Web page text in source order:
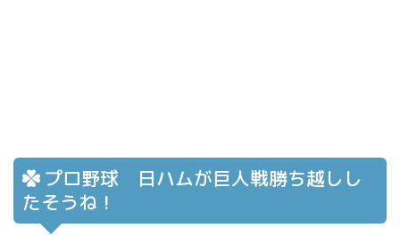
プロ野球 日ハムが巨人戦勝ち越しし
たそうね！